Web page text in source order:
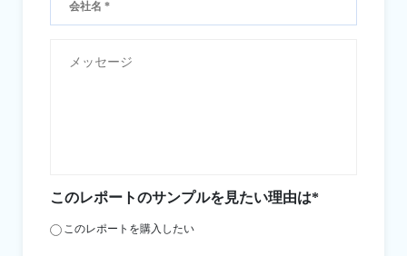
このレポートのサンプルを見たい理由は*
このレポートを購入したい